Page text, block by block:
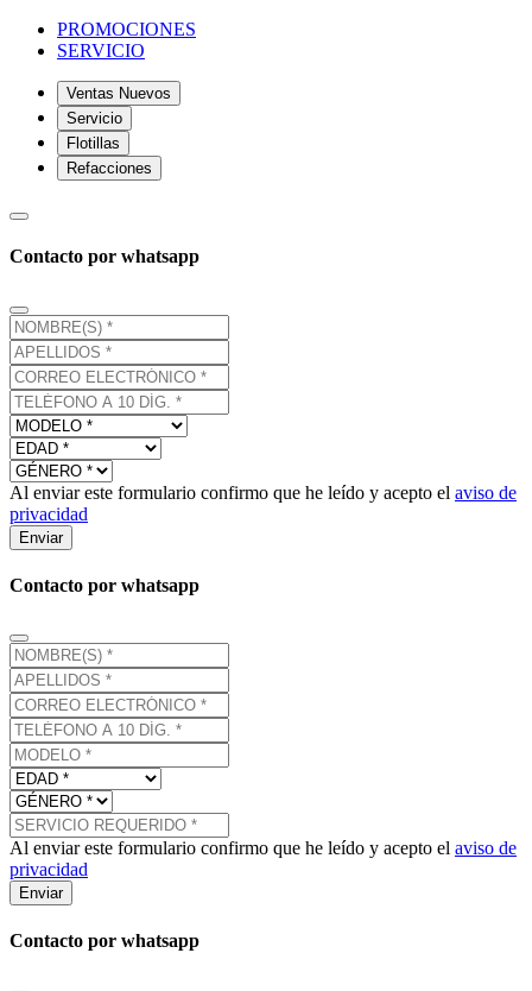
PROMOCIONES
SERVICIO
Ventas Nuevos
Servicio
Flotillas
Refacciones
Contacto por whatsapp
Al enviar este formulario confirmo que he leído y acepto el aviso de
privacidad
Enviar
Contacto por whatsapp
Al enviar este formulario confirmo que he leído y acepto el aviso de
privacidad
Enviar
Contacto por whatsapp